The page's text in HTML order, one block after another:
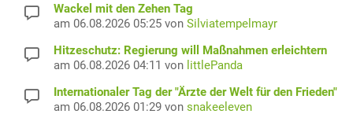
Wackel mit den Zehen Tag
am 06.08.2026 05:25 von Silviatempelmayr
Hitzeschutz: Regierung will Maßnahmen erleichtern
am 06.08.2026 04:11 von littlePanda
Internationaler Tag der "Ärzte der Welt für den Frieden"
am 06.08.2026 01:29 von snakeeleven